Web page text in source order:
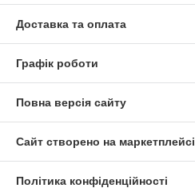
Доставка та оплата
Графік роботи
Повна версія сайту
Сайт створено на маркетплейсі
Політика конфіденційності